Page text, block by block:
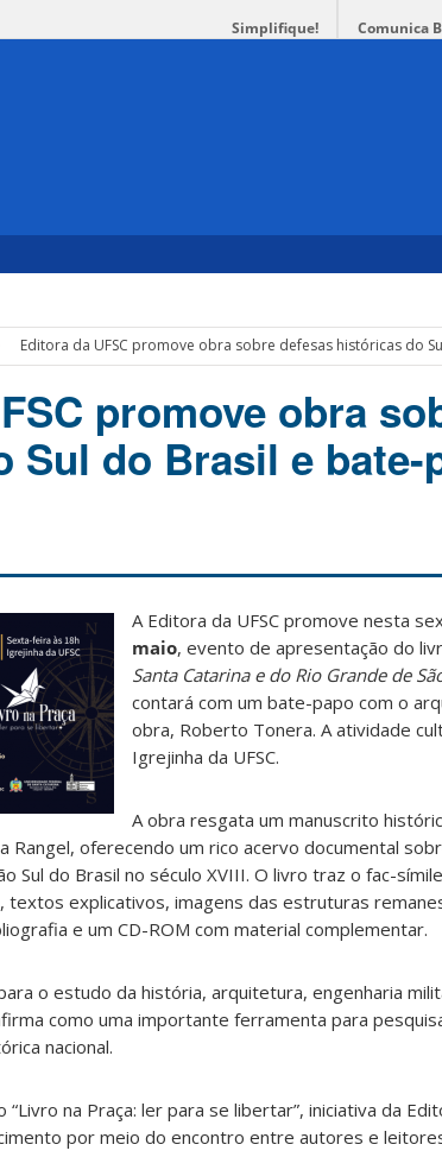
Simplifique! Comunica
Editora da UFSC promove obra sobre defesas históricas do
promove obra
Sul do Brasil e bate-
A Editora da UFSC promove nesta
maio, evento de apresentação do
Santa Catarina e do Rio Grande de
contará com um bate-papo com o
obra, Roberto Tonera. A atividade
Igrejinha da UFSC.
A obra resgata um manuscrito
Rangel, oferecendo um rico acervo documental
Sul do Brasil no século XVIII. O livro traz o fac-
textos explicativos, imagens das estruturas
e um CD-ROM com material complementar.
o estudo da história, arquitetura, engenharia
como uma importante ferramenta para
nacional.
na Praça: ler para se libertar”, iniciativa da
por meio do encontro entre autores e